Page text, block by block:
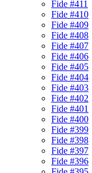
Fide #411
Fide #410
Fide #409
Fide #408
Fide #407
Fide #406
Fide #405
Fide #404
Fide #403
Fide #402
Fide #401
Fide #400
Fide #399
Fide #398
Fide #397
Fide #396